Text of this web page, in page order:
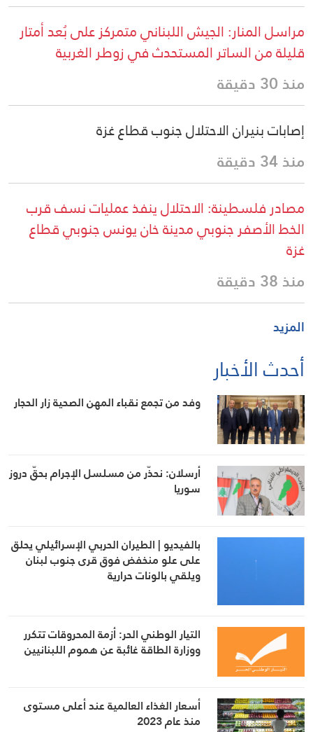
مراسل المنار: الجيش اللبناني متمركز على بُعد أمتار
قليلة من الساتر المستحدث في زوطر الغربية
منذ 30 دقيقة
إصابات بنيران الاحتلال جنوب قطاع غزة
منذ 34 دقيقة
مصادر فلسطينة: الاحتلال ينفذ عمليات نسف قرب
الخط الأصفر جنوبي مدينة خان يونس جنوبي قطاع
غزة
منذ 38 دقيقة
المزيد
أحدث الأخبار
وفد من تجمع نقباء المهن الصحية زار الحجار
أرسلان: نحذّر من مسلسل الإجرام بحقّ دروز
سوريا
بالفيديو | الطيران الحربي الإسرائيلي يحلق
على علو منخفض فوق قرى جنوب لبنان
ويلقي بالونات حرارية
التيار الوطني الحر: أزمة المحروقات تتكرر
ووزارة الطاقة غائبة عن هموم اللبنانيين
أسعار الغذاء العالمية عند أعلى مستوى
منذ عام 2023